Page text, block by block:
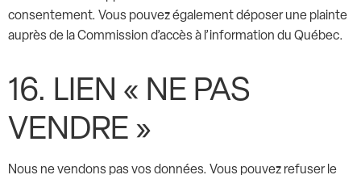
consentement. Vous pouvez également déposer une plainte
auprès de la Commission d’accès à l’information du Québec.
16. LIEN « NE PAS
VENDRE »
Nous ne vendons pas vos données. Vous pouvez refuser le